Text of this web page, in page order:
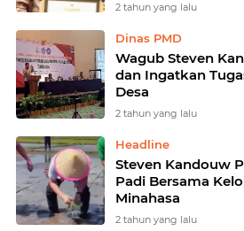
2 tahun yang lalu
Dinas PMD
Wagub Steven
dan Ingatkan
Desa
2 tahun yang lalu
Headline
Steven Kandouw
Padi Bersama
Minahasa
2 tahun yang lalu